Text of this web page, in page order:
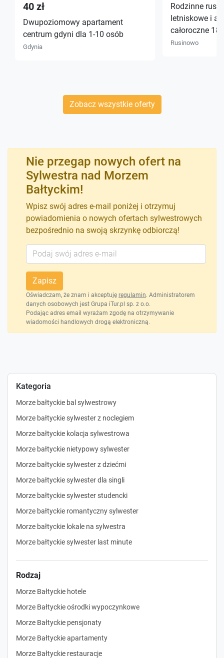
Kategoria
Morze bałtyckie bal sylwestrowy
Morze bałtyckie sylwester z noclegiem
Morze bałtyckie kolacja sylwestrowa
Morze bałtyckie nietypowy sylwester
Morze bałtyckie sylwester z dziećmi
Morze bałtyckie sylwester dla singli
Morze bałtyckie sylwester studencki
Morze bałtyckie romantyczny sylwester
Morze bałtyckie lokale na sylwestra
Morze bałtyckie sylwester last minute
Rodzaj
Morze Bałtyckie hotele
Morze Bałtyckie ośrodki wypoczynkowe
Morze Bałtyckie pensjonaty
Morze Bałtyckie apartamenty
Morze Bałtyckie restauracje
40 zł
Dwupoziomowy apartament
centrum gdyni dla 1-10 osób
Gdynia
Rodzinne
letniskowe i
całoroczne
Rusinowo
Zobacz wszystkie oferty
Nie przegap nowych ofert na
Sylwestra nad Morzem
Bałtyckim!
Wpisz swój adres e-mail poniżej i otrzymuj
powiadomienia o nowych ofertach sylwestrowych
bezpośrednio na swoją skrzynkę odbiorczą!
Zapisz
Oświadczam, że znam i akceptuję regulamin. Administratorem
danych osobowych jest Grupa iTur.pl sp. z o.o.
Podając adres email wyrażam zgodę na otrzymywanie
wiadomości handlowych drogą elektroniczną.